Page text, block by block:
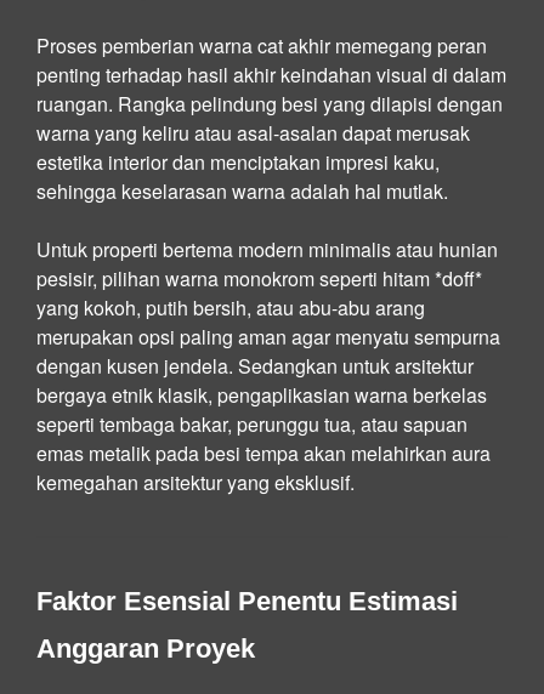
Proses pemberian warna cat akhir memegang peran
penting terhadap hasil akhir keindahan visual di dalam
ruangan. Rangka pelindung besi yang dilapisi dengan
warna yang keliru atau asal-asalan dapat merusak
estetika interior dan menciptakan impresi kaku,
sehingga keselarasan warna adalah hal mutlak.
Untuk properti bertema modern minimalis atau hunian
pesisir, pilihan warna monokrom seperti hitam *doff*
yang kokoh, putih bersih, atau abu-abu arang
merupakan opsi paling aman agar menyatu sempurna
dengan kusen jendela. Sedangkan untuk arsitektur
bergaya etnik klasik, pengaplikasian warna berkelas
seperti tembaga bakar, perunggu tua, atau sapuan
emas metalik pada besi tempa akan melahirkan aura
kemegahan arsitektur yang eksklusif.
Faktor Esensial Penentu Estimasi
Anggaran Proyek